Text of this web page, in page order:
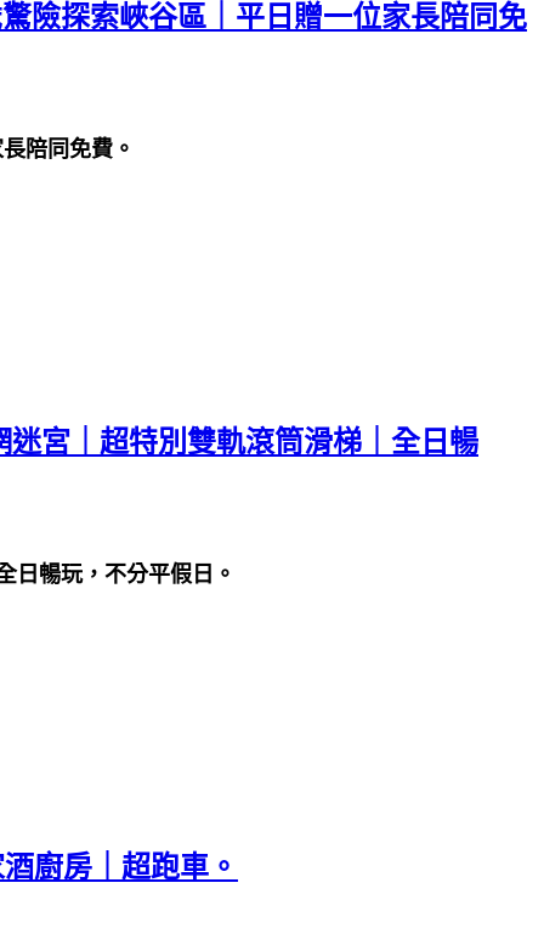
險探索峽谷區｜平日贈一位家長陪同免
陪同免費。
宮｜超特別雙軌滾筒滑梯｜全日暢
日暢玩，不分平假日。
廚房｜超跑車。